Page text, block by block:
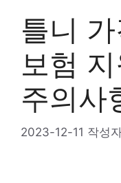
틀니
보험
주의사
2023-12-11 작성